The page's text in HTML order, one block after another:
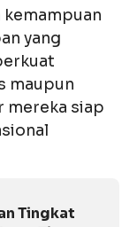
kemampuan
yang
maupun
mereka siap
Tingkat